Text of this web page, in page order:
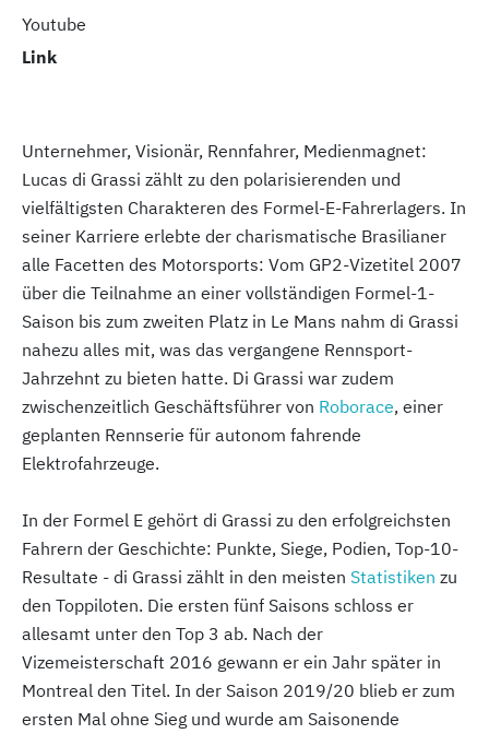
Youtube
Link
Unternehmer, Visionär, Rennfahrer, Medienmagnet:
Lucas di Grassi zählt zu den polarisierenden und
vielfältigsten Charakteren des Formel-E-Fahrerlagers. In
seiner Karriere erlebte der charismatische Brasilianer
alle Facetten des Motorsports: Vom GP2-Vizetitel 2007
über die Teilnahme an einer vollständigen Formel-1-
Saison bis zum zweiten Platz in Le Mans nahm di Grassi
nahezu alles mit, was das vergangene Rennsport-
Jahrzehnt zu bieten hatte. Di Grassi war zudem
zwischenzeitlich Geschäftsführer von Roborace, einer
geplanten Rennserie für autonom fahrende
Elektrofahrzeuge.
In der Formel E gehört di Grassi zu den erfolgreichsten
Fahrern der Geschichte: Punkte, Siege, Podien, Top-10-
Resultate - di Grassi zählt in den meisten Statistiken zu
den Toppiloten. Die ersten fünf Saisons schloss er
allesamt unter den Top 3 ab. Nach der
Vizemeisterschaft 2016 gewann er ein Jahr später in
Montreal den Titel. In der Saison 2019/20 blieb er zum
ersten Mal ohne Sieg und wurde am Saisonende